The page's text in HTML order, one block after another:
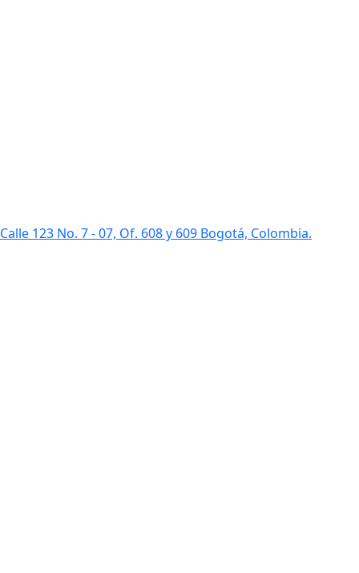
Calle 123 No. 7 - 07, Of. 608 y 609 Bogotá, Colombia.